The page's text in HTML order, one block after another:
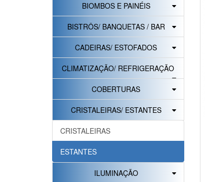
BIOMBOS E PAINÉIS
BISTRÔS/ BANQUETAS / BAR
CADEIRAS/ ESTOFADOS
CLIMATIZAÇÃO/ REFRIGERAÇÃO
COBERTURAS
CRISTALEIRAS/ ESTANTES
CRISTALEIRAS
ESTANTES
ILUMINAÇÃO